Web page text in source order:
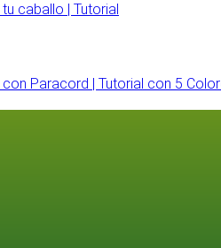
caballo | Tutorial
Paracord | Tutorial con 5